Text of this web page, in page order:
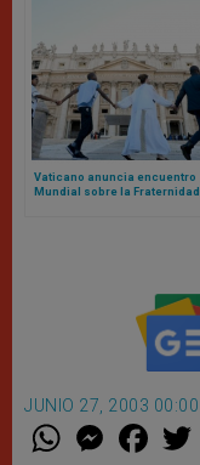
Vaticano anuncia encuentro
Mundial sobre la Fraternidad
JUNIO 27, 2003 00:00
W M
e
F
a